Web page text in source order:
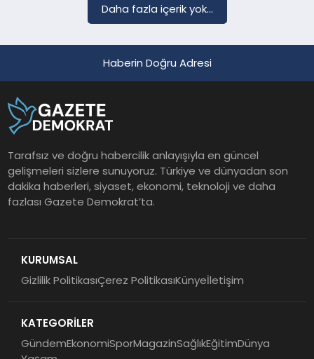
Daha fazla içerik yok...
Haberin Doğru Adresi
Tarafsız ve doğru habercilik anlayışıyla en güncel
gelişmeleri sizlere sunuyoruz. Türkiye ve dünyadan son
dakika haberleri, siyaset, ekonomi, teknoloji ve daha
fazlası Gazete Demokrat’ta.
KURUMSAL
Gizlilik PolitikasıÇerez PolitikasıKünyeİletişim
KATEGORİLER
GündemEkonomiSporMagazinSağlıkEğitimDünya